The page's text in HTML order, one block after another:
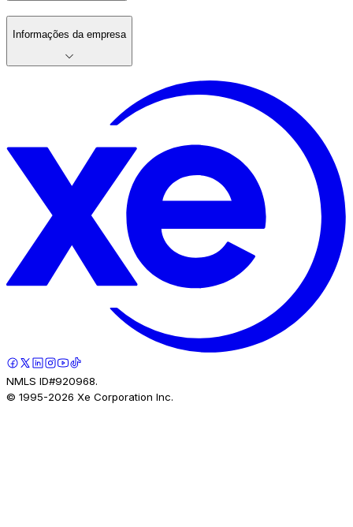
Informações da empresa
NMLS ID#920968.
© 1995-2026 Xe Corporation Inc.